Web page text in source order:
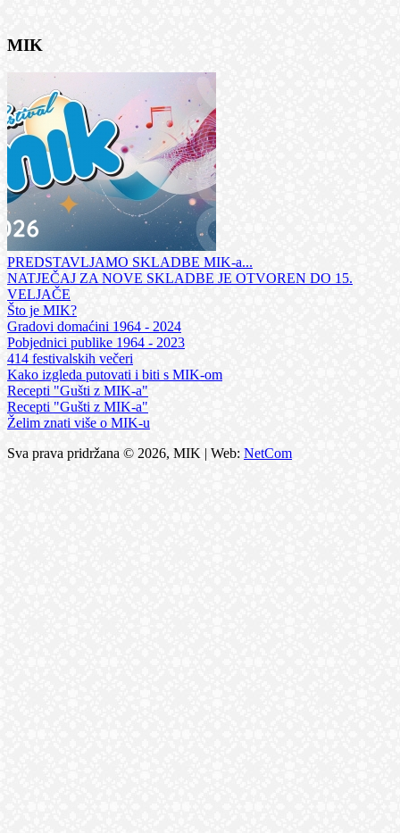
MIK
PREDSTAVLJAMO SKLADBE MIK-a...
NATJEČAJ ZA NOVE SKLADBE JE OTVOREN DO 15.
VELJAČE
Što je MIK?
Gradovi domaćini 1964 - 2024
Pobjednici publike 1964 - 2023
414 festivalskih večeri
Kako izgleda putovati i biti s MIK-om
Recepti "Gušti z MIK-a"
Recepti "Gušti z MIK-a"
Želim znati više o MIK-u
Sva prava pridržana © 2026, MIK | Web: NetCom